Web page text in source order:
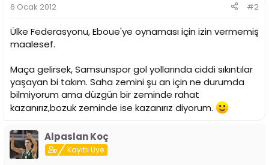
6 Ocak 2012 #2
Ülke Federasyonu, Eboue'ye oynaması için izin vermemiş
maalesef.
Maça gelirsek, Samsunspor gol yollarında ciddi sıkıntılar
yaşayan bi takım. Saha zemini şu an için ne durumda
bilmiyorum ama düzgün bir zeminde rahat
kazanırız,bozuk zeminde ise kazanırız diyorum.
Alpaslan Koç
Kayıtlı Üye